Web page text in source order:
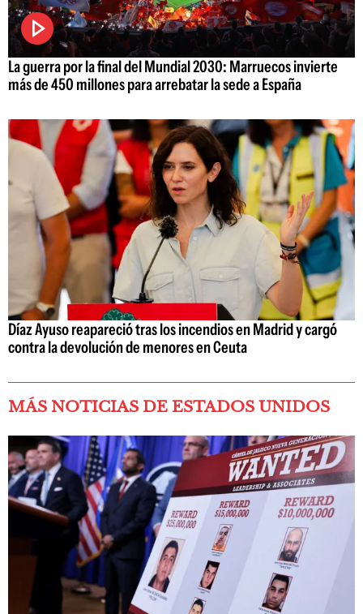
La guerra por la final del Mundial 2030: Marruecos invierte
más de 450 millones para arrebatar la sede a España
Díaz Ayuso reapareció tras los incendios en Madrid y cargó
contra la devolución de menores en Ceuta
MÁS NOTICIAS DE ESTADOS UNIDOS